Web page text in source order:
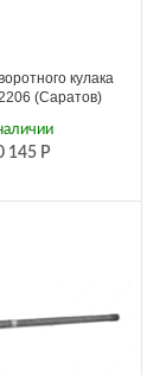
кулака
(Саратов)
145 Р